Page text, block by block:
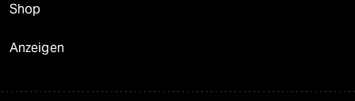
Shop
Anzeigen